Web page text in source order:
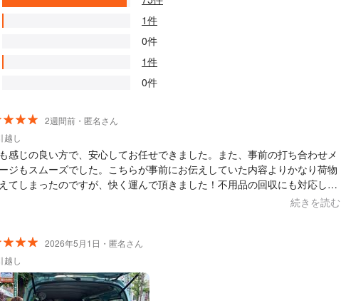
1件
0件
1件
0件
2週間前・匿名さん
越し
感じの良い方で、安心してお任せできました。また、事前の打ち合わせメ
ジもスムーズでした。こちらが事前にお伝えしていた内容よりかなり荷物
てしまったのですが、快く運んで頂きました！不用品の回収にも対応して
、大変助かりました。また機会があれば、利用させていただきたいと思い
続きを読む
2026年5月1日・匿名さん
越し